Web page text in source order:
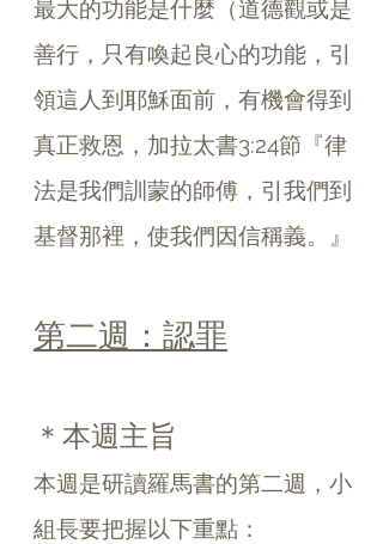
最大的功能是什麼（道德觀或是
善行，只有喚起良心的功能，引
領這人到耶穌面前，有機會得到
真正救恩，加拉太書3:24節『律
法是我們訓蒙的師傅，引我們到
基督那裡，使我們因信稱義。』
第二週：認罪
＊本週主旨
本週是研讀羅馬書的第二週，小
組長要把握以下重點：